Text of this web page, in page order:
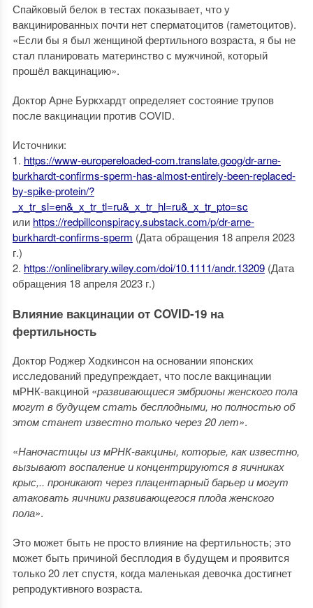
Спайковый белок в тестах показывает, что у
вакцинированных почти нет сперматоцитов (гаметоцитов).
«Если бы я был женщиной фертильного возраста, я бы не
стал планировать материнство с мужчиной, который
прошёл вакцинацию».
Доктор Арне Буркхардт определяет состояние трупов
после вакцинации против COVID.
Источники:
1. https://www-europereloaded-com.translate.goog/dr-arne-
burkhardt-confirms-sperm-has-almost-entirely-been-replaced-
by-spike-protein/?
_x_tr_sl=en&_x_tr_tl=ru&_x_tr_hl=ru&_x_tr_pto=sc
или https://redpillconspiracy.substack.com/p/dr-arne-
burkhardt-confirms-sperm (Дата обращения 18 апреля 2023
г.)
2. https://onlinelibrary.wiley.com/doi/10.1111/andr.13209(Дата
обращения 18 апреля 2023 г.)
Влияние вакцинации от COVID-19 на
фертильность
Доктор Роджер Ходкинсон на основании японских
исследований предупреждает, что после вакцинации
мРНК-вакциной «развивающиеся эмбрионы женского пола
могут в будущем стать бесплодными, но полностью об
этом станет известно только через 20 лет».
«Наночастицы из мРНК-вакцины, которые, как известно,
вызывают воспаление и концентрируются в яичниках
крыс,.. проникают через плацентарный барьер и могут
атаковать яичники развивающегося плода женского
пола».
Это может быть не просто влияние на фертильность; это
может быть причиной бесплодия в будущем и проявится
только 20 лет спустя, когда маленькая девочка достигнет
репродуктивного возраста.